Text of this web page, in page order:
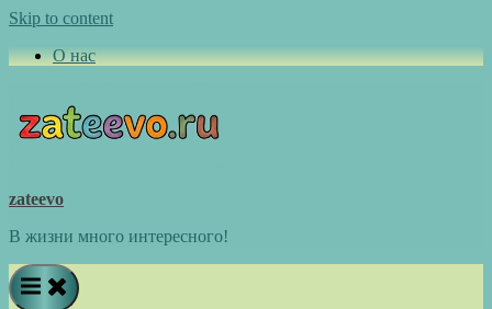
Skip to content
О нас
zateevo
В жизни много интересного!